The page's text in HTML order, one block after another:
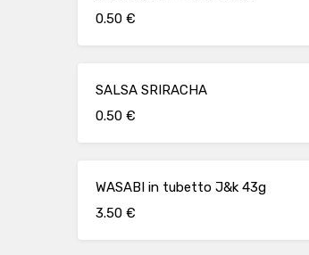
0.50 €
SALSA SRIRACHA
0.50 €
WASABI in tubetto J&k 43g
3.50 €